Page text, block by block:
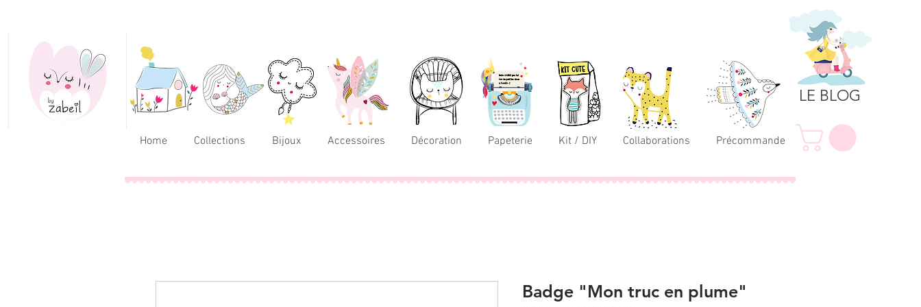
Home Collections Bijoux Accessoires Décoration Papeterie Kit / DIY Collaborations Précommande
LE BLOG
Badge "Mon truc en plume"